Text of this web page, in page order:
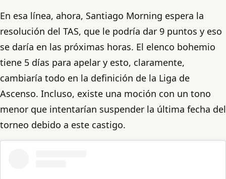
En esa línea, ahora, Santiago Morning espera la
resolución del TAS, que le podría dar 9 puntos y eso
se daría en las próximas horas. El elenco bohemio
tiene 5 días para apelar y esto, claramente,
cambiaría todo en la definición de la Liga de
Ascenso. Incluso, existe una moción con un tono
menor que intentarían suspender la última fecha del
torneo debido a este castigo.